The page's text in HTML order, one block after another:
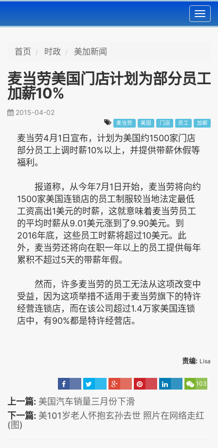
首页 时政 美加新闻
麦当劳美国门店计划为部分员工
加薪10%
2015-04-02
麦当劳 美国 门店 员工 加薪
麦当劳4月1日宣布，计划为美国约1500家门店
部分员工上调时薪10%以上，并提供带薪休假等
福利。
报道称，从今年7月1日开始，麦当劳将向约
1500家美国连锁店的员工制服较当地法定最低
工资高出1美元的时薪，这就意味着麦当劳员工
的平均时薪从9.01美元涨到了9.90美元。到
2016年底，这些员工时薪将超过10美元。此
外，麦当劳还将向在职一年以上的员工提供每年
累积不超过5天的带薪年假。
然而，许多麦当劳的员工无法从这项改变中
受益，因为这项举措不适用于麦当劳旗下的特许
经营连锁店，而在该公司超过1.4万家美国连锁
店中，有90%都是特许经营店。
责编: Lisa
103
上一篇: 美国汽车销量三月份下滑
下一篇: 美101岁老人怀抱玄孙去世 照片在网络走红
(图)